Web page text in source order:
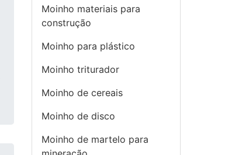
Moinho materiais para
construção
Moinho para plástico
Moinho triturador
Moinho de cereais
Moinho de disco
Moinho de martelo para